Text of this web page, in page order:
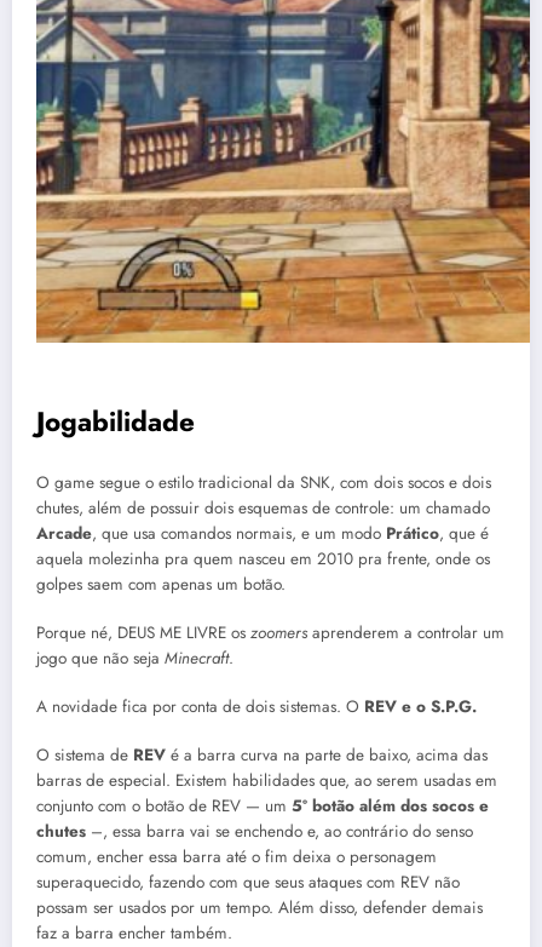
Jogabilidade
O game segue o estilo tradicional da SNK, com dois socos e dois
chutes, além de possuir dois esquemas de controle: um chamado
Arcade, que usa comandos normais, e um modo Prático, que é
aquela molezinha pra quem nasceu em 2010 pra frente, onde os
golpes saem com apenas um botão.
Porque né, DEUS ME LIVRE os zoomers aprenderem a controlar um
jogo que não seja Minecraft.
A novidade fica por conta de dois sistemas. O REV e o S.P.G.
O sistema de REV é a barra curva na parte de baixo, acima das
barras de especial. Existem habilidades que, ao serem usadas em
conjunto com o botão de REV — um 5º botão além dos socos e
chutes –, essa barra vai se enchendo e, ao contrário do senso
comum, encher essa barra até o fim deixa o personagem
superaquecido, fazendo com que seus ataques com REV não
possam ser usados por um tempo. Além disso, defender demais
faz a barra encher também.